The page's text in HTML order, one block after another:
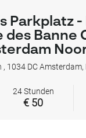
Parkplatz
des Banne
1034 DC Amsterdam,
24 Stunden
€ 50